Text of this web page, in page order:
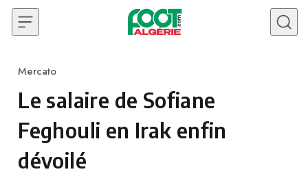
Skip to content
Category
Mercato
Le salaire de Sofiane
Feghouli en Irak enfin
dévoilé